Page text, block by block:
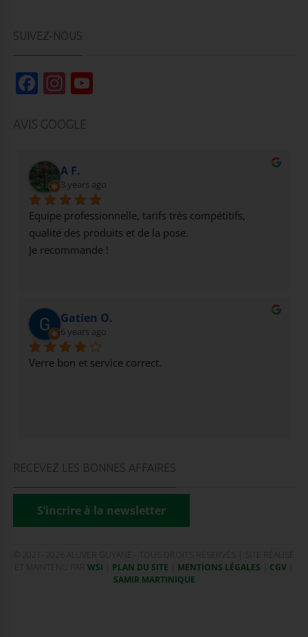
SUIVEZ-NOUS
F
c
b
o
o
k
In
a
r
a
m
b
e
AVIS GOOGLE
A F.
3 years ago
Equipe professionnelle, tarifs très compétitifs,
qualité des produits et de la pose.
Je recommande !
Gatien O.
6 years ago
Verre bon et service correct.
RECEVEZ LES BONNES AFFAIRES
S’incrire à la newsletter
© 2021–2026 ALUVER GUYANE - TOUS DROITS RÉSERVÉS | SITE RÉALISÉ
ET MAINTENU PAR WSI PLAN DU SITE MENTIONS LÉGALES CGV
SAMIR MARTINIQUE